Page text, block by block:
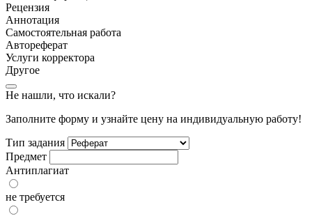
Рецензия
Аннотация
Самостоятельная работа
Автореферат
Услуги корректора
Другое
Не нашли, что искали?
Заполните форму и узнайте цену на индивидуальную работу!
Тип задания
Предмет
Антиплагиат
не требуется